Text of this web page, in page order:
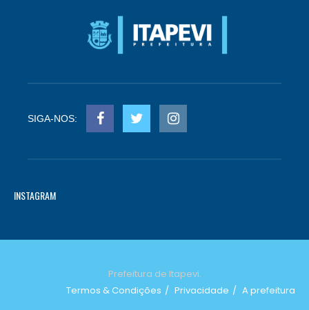
SIGA-NOS:
INSTAGRAM
Prefeitura de Itapevi.
Termos & Condições
Privacidade A prefeitura